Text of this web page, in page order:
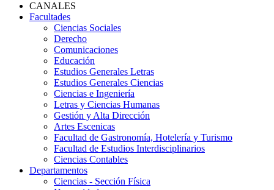
CANALES
Facultades
Ciencias Sociales
Derecho
Comunicaciones
Educación
Estudios Generales Letras
Estudios Generales Ciencias
Ciencias e Ingeniería
Letras y Ciencias Humanas
Gestión y Alta Dirección
Artes Escenicas
Facultad de Gastronomía, Hotelería y Turismo
Facultad de Estudios Interdisciplinarios
Ciencias Contables
Departamentos
Ciencias - Sección Física